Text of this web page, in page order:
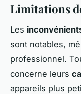
Limitations
Les
sont notables,
professionnel.
concerne leurs
appareils plus